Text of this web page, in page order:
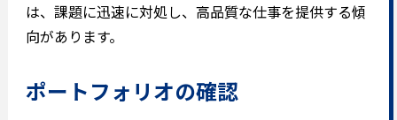
は、課題に迅速に対処し、高品質な仕事を提供する傾
向があります。
ポートフォリオの確認